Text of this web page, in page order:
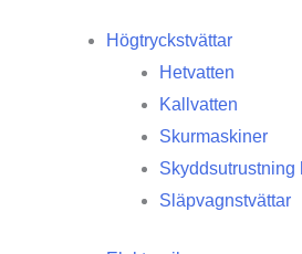
Högtryckstvättar
Hetvatten
Kallvatten
Skurmaskiner
Skyddsutrustning
Släpvagnstvättar